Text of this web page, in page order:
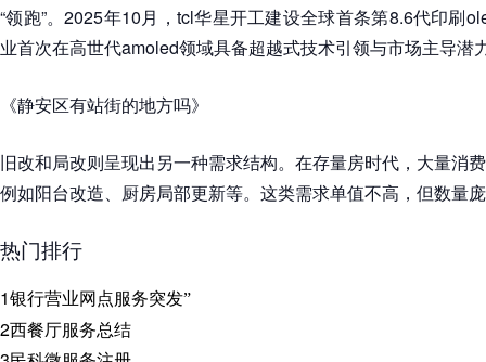
“领跑”。2025年10月，tcl华星开工建设全球首条第8.6代印刷
业首次在高世代amoled领域具备超越式技术引领与市场主导潜
《静安区有站街的地方吗》
旧改和局改则呈现出另一种需求结构。在存量房时代，大量消
例如阳台改造、厨房局部更新等。这类需求单值不高，但数量
热门排行
1银行营业网点服务突发”
2西餐厅服务总结